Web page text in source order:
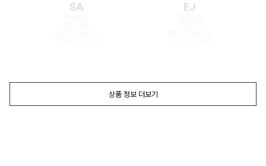
SA EJ
상품 정보 더보기